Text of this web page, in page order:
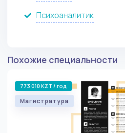
Психоаналитик
Похожие специальности
773 010 KZT / год
Магистратура